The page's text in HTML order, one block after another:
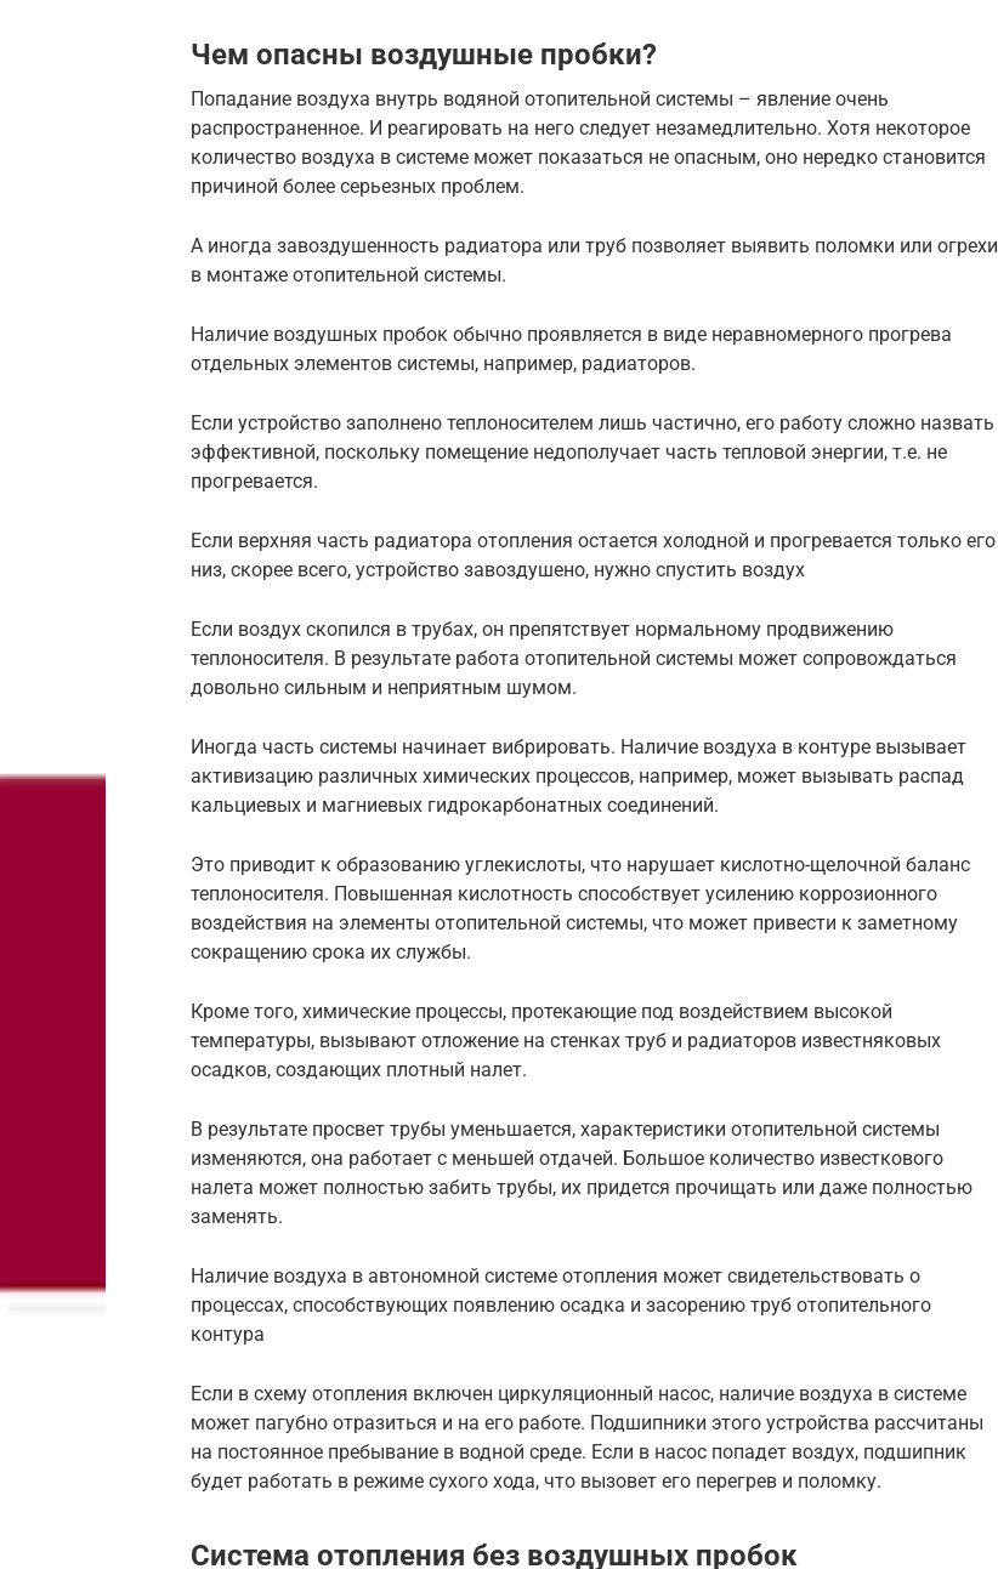
Чем опасны воздушные пробки?
Попадание воздуха внутрь водяной отопительной системы – явление очень
распространенное. И реагировать на него следует незамедлительно. Хотя некоторое
количество воздуха в системе может показаться не опасным, оно нередко становится
причиной более серьезных проблем.
А иногда завоздушенность радиатора или труб позволяет выявить поломки или огрехи
в монтаже отопительной системы.
Наличие воздушных пробок обычно проявляется в виде неравномерного прогрева
отдельных элементов системы, например, радиаторов.
Если устройство заполнено теплоносителем лишь частично, его работу сложно назвать
эффективной, поскольку помещение недополучает часть тепловой энергии, т.е. не
прогревается.
Если верхняя часть радиатора отопления остается холодной и прогревается только его
низ, скорее всего, устройство завоздушено, нужно спустить воздух
Если воздух скопился в трубах, он препятствует нормальному продвижению
теплоносителя. В результате работа отопительной системы может сопровождаться
довольно сильным и неприятным шумом.
Иногда часть системы начинает вибрировать. Наличие воздуха в контуре вызывает
активизацию различных химических процессов, например, может вызывать распад
кальциевых и магниевых гидрокарбонатных соединений.
Это приводит к образованию углекислоты, что нарушает кислотно-щелочной баланс
теплоносителя. Повышенная кислотность способствует усилению коррозионного
воздействия на элементы отопительной системы, что может привести к заметному
сокращению срока их службы.
Кроме того, химические процессы, протекающие под воздействием высокой
температуры, вызывают отложение на стенках труб и радиаторов известняковых
осадков, создающих плотный налет.
В результате просвет трубы уменьшается, характеристики отопительной системы
изменяются, она работает с меньшей отдачей. Большое количество известкового
налета может полностью забить трубы, их придется прочищать или даже полностью
заменять.
Наличие воздуха в автономной системе отопления может свидетельствовать о
процессах, способствующих появлению осадка и засорению труб отопительного
контура
Если в схему отопления включен циркуляционный насос, наличие воздуха в системе
может пагубно отразиться и на его работе. Подшипники этого устройства рассчитаны
на постоянное пребывание в водной среде. Если в насос попадет воздух, подшипник
будет работать в режиме сухого хода, что вызовет его перегрев и поломку.
Система отопления без воздушных пробок